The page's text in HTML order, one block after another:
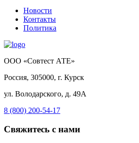
Новости
Контакты
Политика
ООО «Совтест АТЕ»
Россия, 305000, г. Курск
ул. Володарского, д. 49А
8 (800) 200-54-17
Свяжитесь с нами